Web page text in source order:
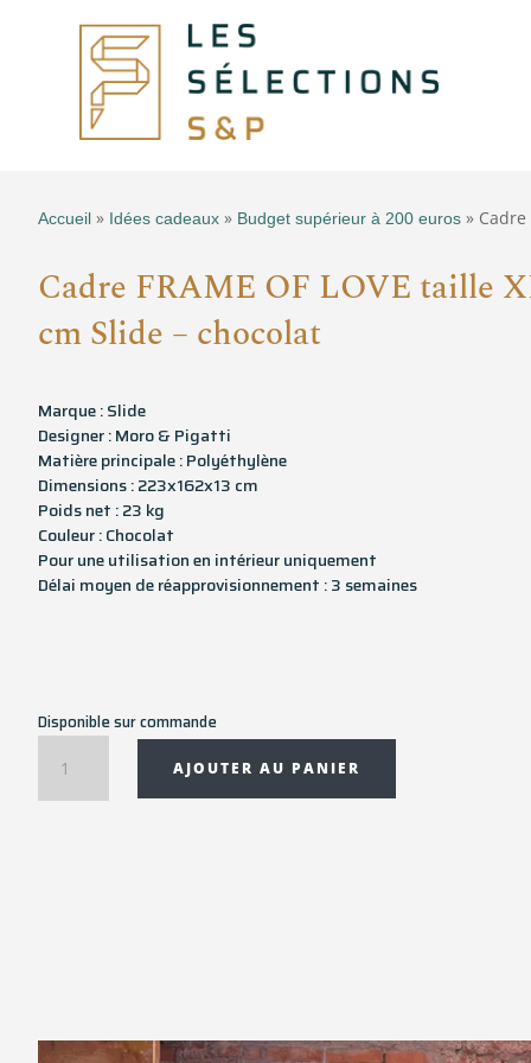
Accueil » Idées cadeaux » Budget supérieur à 200 euros » Cadre
Cadre FRAME OF LOVE taille
cm Slide – chocolat
Marque : Slide
Designer : Moro & Pigatti
Matière principale : Polyéthylène
Dimensions : 223x162x13 cm
Poids net : 23 kg
Couleur : Chocolat
Pour une utilisation en intérieur uniquement
Délai moyen de réapprovisionnement : 3 semaines
Disponible sur commande
Cadre
AJOUTER AU PANIER